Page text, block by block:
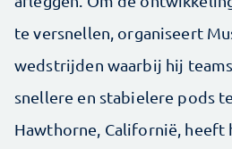
te versnellen, organiseert
wedstrijden waarbij hij
snellere en stabielere pods
Hawthorne, Californië, heeft